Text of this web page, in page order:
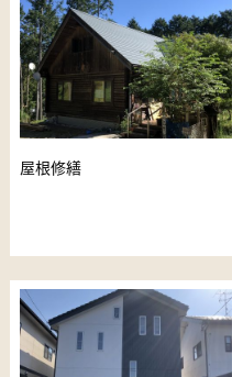
屋根修繕